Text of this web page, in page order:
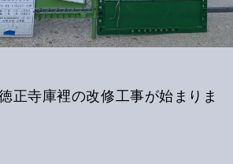
正寺庫裡の改修工事が始まりま